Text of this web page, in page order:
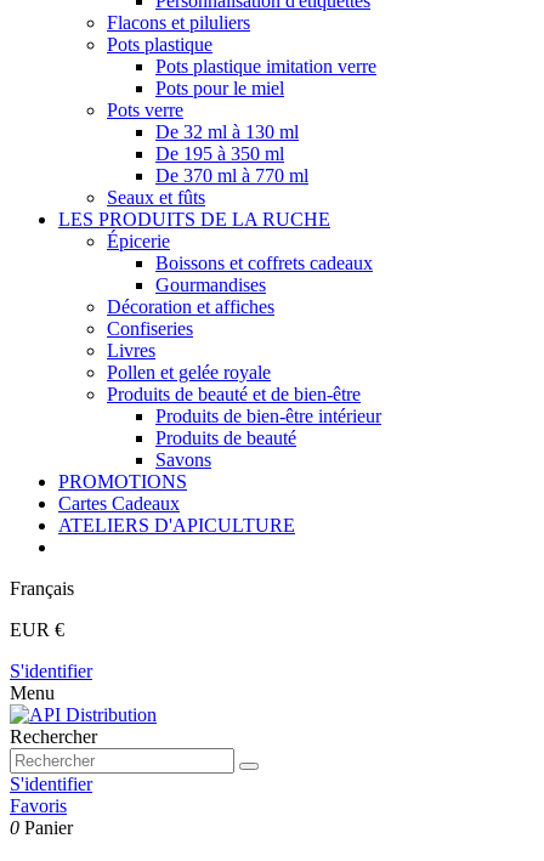
Flacons et piluliers
Pots plastique
Pots plastique imitation verre
Pots pour le miel
Pots verre
De 32 ml à 130 ml
De 195 à 350 ml
De 370 ml à 770 ml
Seaux et fûts
LES PRODUITS DE LA RUCHE
Épicerie
Boissons et coffrets cadeaux
Gourmandises
Décoration et affiches
Confiseries
Livres
Pollen et gelée royale
Produits de beauté et de bien-être
Produits de bien-être intérieur
Produits de beauté
Savons
PROMOTIONS
Cartes Cadeaux
ATELIERS D'APICULTURE
Français
EUR €
S'identifier
Menu
Rechercher
S'identifier
Favoris
0 Panier